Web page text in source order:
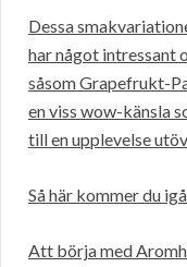
Dessa
har något intressant
såsom Grapefrukt-
en viss wow-känsla
till en upplevelse
Så här kommer du
Att börja med